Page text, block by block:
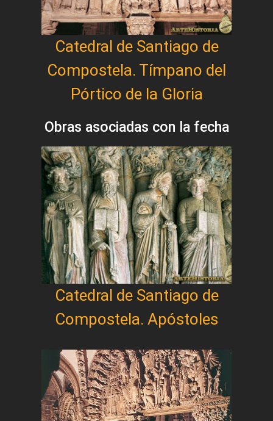
Catedral de Santiago de
Compostela. Tímpano del
Pórtico de la Gloria
Obras asociadas con la fecha
Catedral de Santiago de
Compostela. Apóstoles